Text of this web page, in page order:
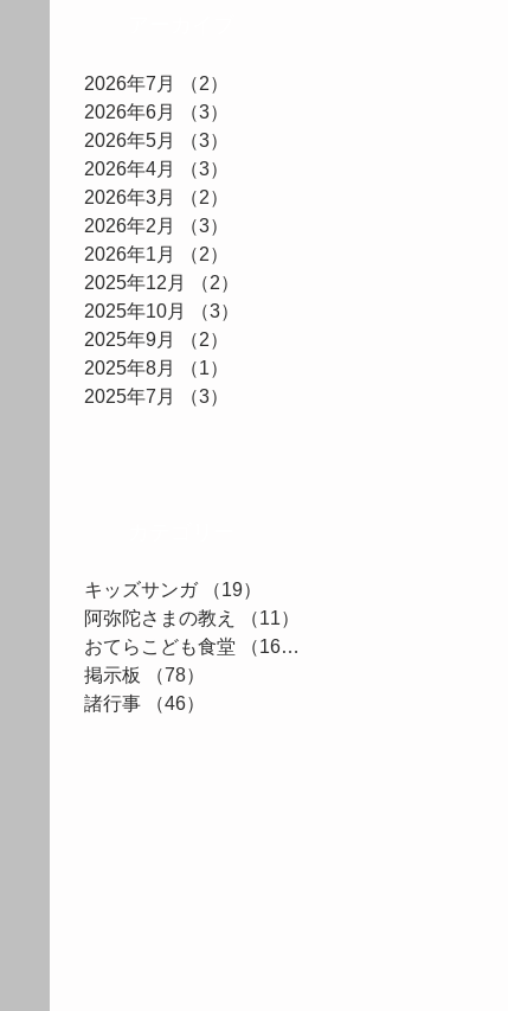
2026年7月 （2）
2026年6月
（3）
2026年5月
（3）
2026年4月
（3）
2026年3月
（2）
2026年2月
（3）
2026年1月
（2）
2025年12月
（2）
2025年10月
（3）
2025年9月
（2）
2025年8月
（1）
2025年7月
（3）
キッズサンガ （19）
阿弥陀さまの教え
（11）
おてらこども食堂
（161）
掲示板
（78）
諸行事
（46）